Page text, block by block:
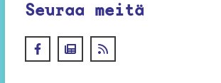
Seuraa meitä